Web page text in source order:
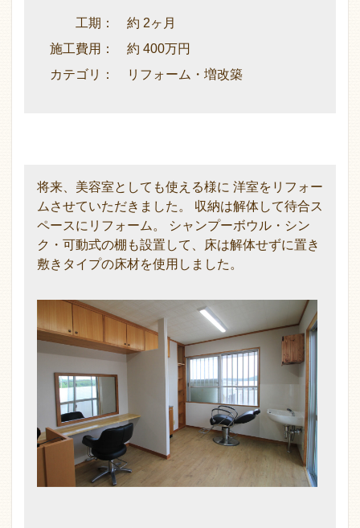
工期： 約 2ヶ月
施工費用： 約 400万円
カテゴリ： リフォーム・増改築
将来、美容室としても使える様に 洋室をリフォー
ムさせていただきました。 収納は解体して待合ス
ペースにリフォーム。 シャンプーボウル・シン
ク・可動式の棚も設置して、床は解体せずに置き
敷きタイプの床材を使用しました。